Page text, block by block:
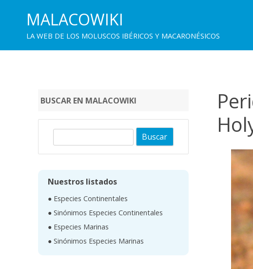
MALACOWIKI
LA WEB DE LOS MOLUSCOS IBÉRICOS Y MACARONÉSICOS
BUSCAR EN MALACOWIKI
Nuestros listados
● Especies Continentales
● Sinónimos Especies Continentales
● Especies Marinas
● Sinónimos Especies Marinas